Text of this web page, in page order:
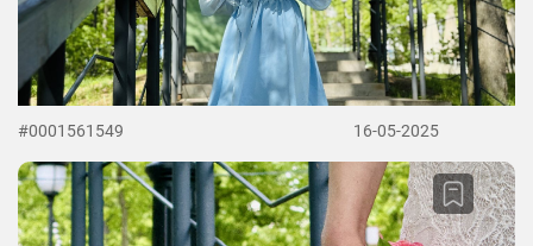
#0001561549 16-05-2025